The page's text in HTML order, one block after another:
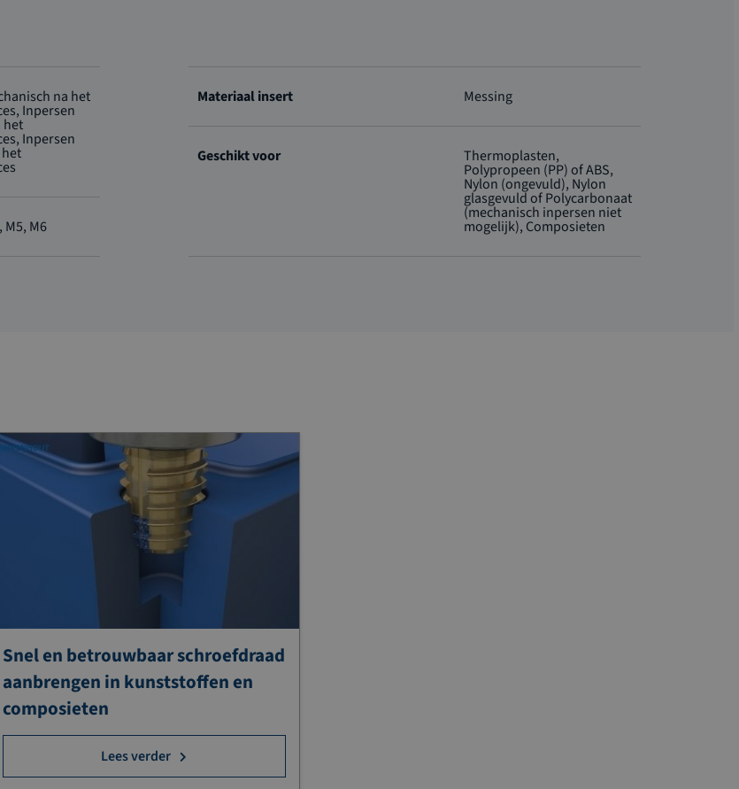
na het
Inpersen
het
Inpersen
M5, M6
Materiaal insert Messing
Geschikt voor Thermoplasten,
Polypropeen (PP) of ABS,
Nylon (ongevuld), Nylon
glasgevuld of Polycarbonaat
(mechanisch inpersen niet
mogelijk), Composieten
Snel en betrouwbaar schroefdraad
aanbrengen in kunststoffen en
composieten
Lees verder